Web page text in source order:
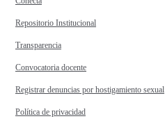
Repositorio Institucional
Transparencia
Convocatoria docente
Registrar denuncias por hostigamiento sexual
Política de privacidad